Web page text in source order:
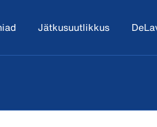
Jätkusuutlikkus